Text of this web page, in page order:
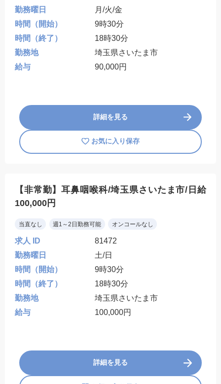
勤務曜日
月/火/金
時間（開始）
9時30分
時間（終了）
18時30分
勤務地
埼玉県さいたま市
給与
90,000円
詳細を見る
お気に入り保存
【非常勤】耳鼻咽喉科/埼玉県さいたま市/日給
100,000円
当直なし 週1～2日勤務可能 オンコールなし
求人 ID
81472
勤務曜日
土/日
時間（開始）
9時30分
時間（終了）
18時30分
勤務地
埼玉県さいたま市
給与
100,000円
詳細を見る